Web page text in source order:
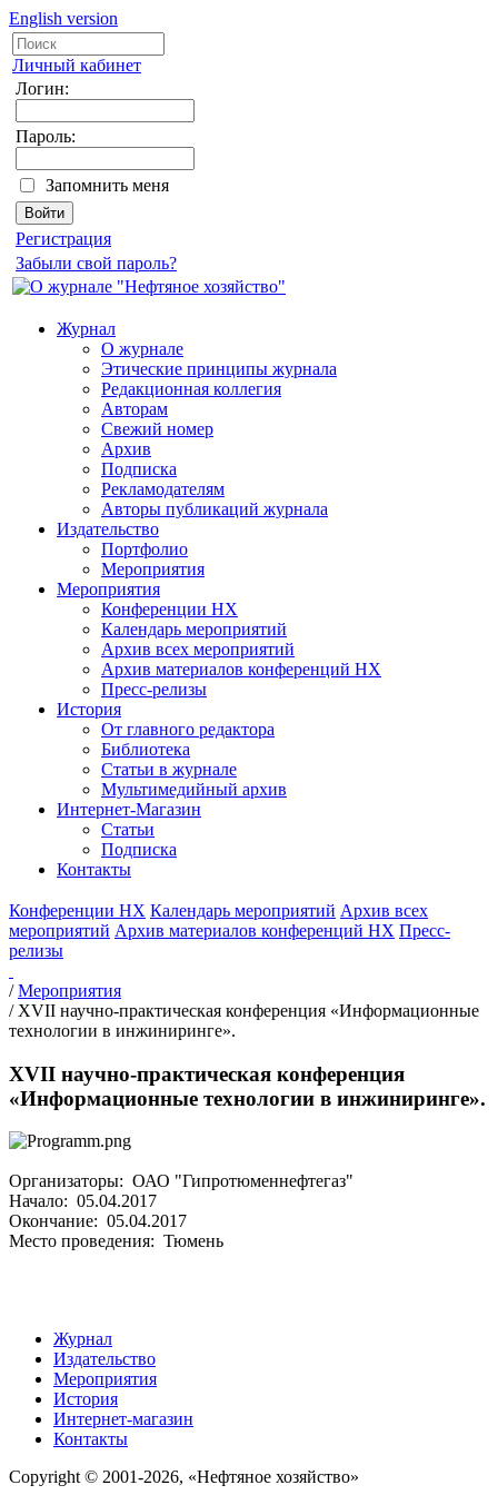
English version
Личный кабинет
Логин:
Пароль:
Запомнить меня
Регистрация
Забыли свой пароль?
Журнал
О журнале
Этические принципы журнала
Редакционная коллегия
Авторам
Свежий номер
Архив
Подписка
Рекламодателям
Авторы публикаций журнала
Издательство
Портфолио
Мероприятия
Мероприятия
Конференции НХ
Календарь мероприятий
Архив всех мероприятий
Архив материалов конференций НХ
Пресс-релизы
История
От главного редактора
Библиотека
Статьи в журнале
Мультимедийный архив
Интернет-Магазин
Статьи
Подписка
Контакты
Конференции НХ Календарь мероприятий Архив всех
мероприятий Архив материалов конференций НХ Пресс-
релизы
/Мероприятия
/ XVII научно-практическая конференция «Информационные
технологии в инжиниринге».
XVII научно-практическая конференция
«Информационные технологии в инжиниринге».
Организаторы: ОАО "Гипротюменнефтегаз"
Начало: 05.04.2017
Окончание: 05.04.2017
Место проведения: Тюмень
Журнал
Издательство
Мероприятия
История
Интернет-магазин
Контакты
Copyright © 2001-2026, «Нефтяное хозяйство»